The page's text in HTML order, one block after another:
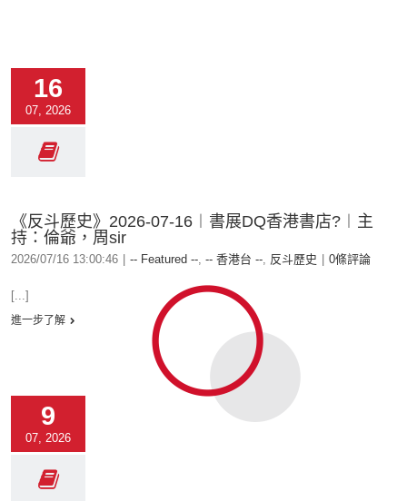
16
07, 2026
《反斗歷史》2026-07-16︱書展DQ香港書店?︱主
持：倫爺，周sir
2026/07/16 13:00:46 -- Featured --, -- 香港台 --, 反斗歷史 0條評論
[...]
進一步了解
9
07, 2026